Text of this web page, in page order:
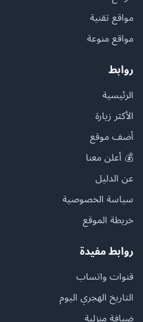
مواقع تقنية
مواقع منوعة
روابط
الرئيسية
الأكثر زيارة
أضف موقع
💰 أعلن معنا
عن الدليل
سياسة الخصوصية
خريطة الموقع
روابط مفيدة
قنوات واتساب
التاريخ الهجري اليوم
ضيافة منزلية